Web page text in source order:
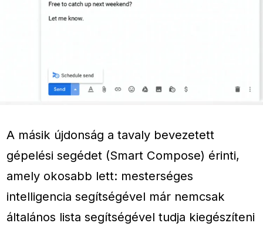
A másik újdonság a tavaly bevezetett
gépelési segédet (Smart Compose) érinti,
amely okosabb lett: mesterséges
intelligencia segítségével már nemcsak
általános lista segítségével tudja kiegészíteni